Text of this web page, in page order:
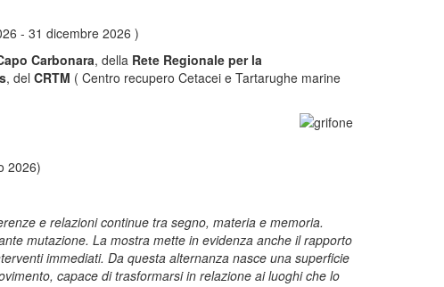
- 31 dicembre 2026 )
Carbonara, della Rete Regionale per la
, del CRTM ( Centro recupero Cetacei e Tartarughe marine
2026)
e relazioni continue tra segno, materia e memoria.
mutazione. La mostra mette in evidenza anche il rapporto
immediati. Da questa alternanza nasce una superficie
capace di trasformarsi in relazione ai luoghi che lo